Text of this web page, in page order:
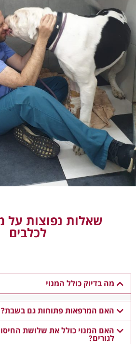
שאלות נפוצות על
לכלבים
מה בדיוק כולל המנוי
האם המרפאות פתוחות גם בשבת?
האם המנוי כולל את שלושת
לגורים?